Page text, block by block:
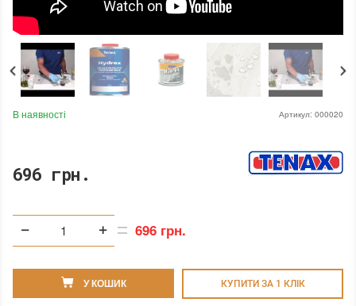
Артикул: 000020
В наявності
696 грн.
696 грн.
У КОШИК КУПИТИ ЗА 1 КЛIК